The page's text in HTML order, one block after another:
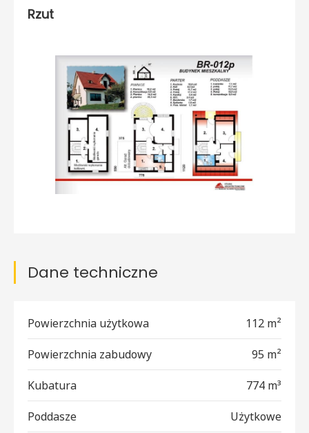
Rzut
Dane techniczne
Powierzchnia użytkowa 112 m²
Powierzchnia zabudowy 95 m²
Kubatura 774 m³
Poddasze Użytkowe